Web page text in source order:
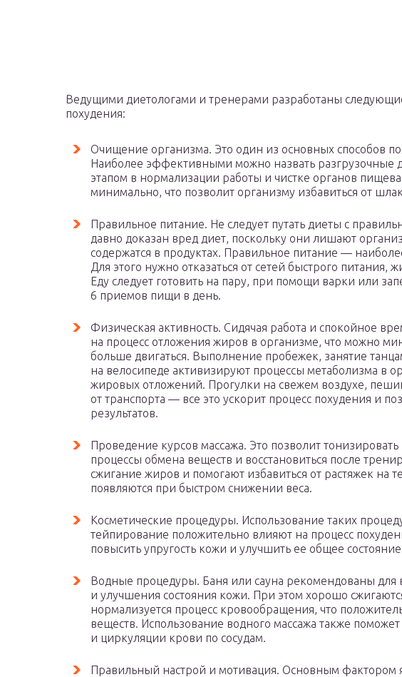
Ведущими диетологами и тренерами разработаны
похудения:
Очищение организма. Это один из основных способов
Наиболее эффективными можно назвать разгрузочные
этапом в нормализации работы и чистке органов
минимально, что позволит организму избавиться от
Правильное питание. Не следует путать диеты с
давно доказан вред диет, поскольку они лишают
содержатся в продуктах. Правильное питание —
Для этого нужно отказаться от сетей быстрого
Еду следует готовить на пару, при помощи варки или
6 приемов пищи в день.
Физическая активность. Сидячая работа и спокойное
на процесс отложения жиров в организме, что можно
больше двигаться. Выполнение пробежек, занятие
на велосипеде активизируют процессы метаболизма в
жировых отложений. Прогулки на свежем воздухе,
от транспорта — все это ускорит процесс похудения и
результатов.
Проведение курсов массажа. Это позволит
процессы обмена веществ и восстановиться после
сжигание жиров и помогают избавиться от растяжек на
появляются при быстром снижении веса.
Косметические процедуры. Использование таких
тейпирование положительно влияют на процесс
повысить упругость кожи и улучшить ее общее
Водные процедуры. Баня или сауна рекомендованы
и улучшения состояния кожи. При этом хорошо
нормализуется процесс кровообращения, что
веществ. Использование водного массажа также
и циркуляции крови по сосудам.
Правильный настрой и мотивация. Основным фактором